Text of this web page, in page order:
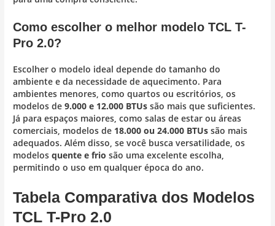
Como escolher o melhor modelo TCL T-
Pro 2.0?
Escolher o modelo ideal depende do tamanho do
ambiente e da necessidade de aquecimento. Para
ambientes menores, como quartos ou escritórios, os
modelos de9.000 e 12.000 BTUs são mais que suficientes.
Já para espaços maiores, como salas de estar ou áreas
comerciais, modelos de 18.000 ou 24.000 BTUs são mais
adequados. Além disso, se você busca versatilidade, os
modelosquente e frio são uma excelente escolha,
permitindo o uso em qualquer época do ano.
Tabela Comparativa dos Modelos
TCL T-Pro 2.0